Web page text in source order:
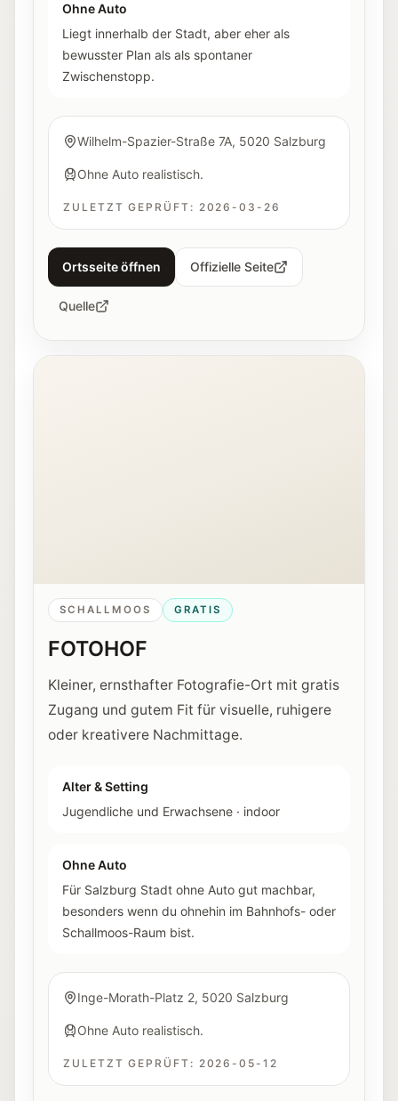
Ohne Auto
Liegt innerhalb der Stadt, aber eher als
bewusster Plan als als spontaner
Zwischenstopp.
Wilhelm-Spazier-Straße 7A, 5020 Salzburg
Ohne Auto realistisch.
ZULETZT GEPRÜFT: 2026-03-26
Ortsseite öffnen Offizielle Seite
Quelle
Innenansicht der Fotohof Galerie in Salzburg.
SCHALLMOOS GRATIS
FOTOHOF
Kleiner, ernsthafter Fotografie-Ort mit gratis
Zugang und gutem Fit für visuelle, ruhigere
oder kreativere Nachmittage.
Alter & Setting
Jugendliche und Erwachsene · indoor
Ohne Auto
Für Salzburg Stadt ohne Auto gut machbar,
besonders wenn du ohnehin im Bahnhofs- oder
Schallmoos-Raum bist.
Inge-Morath-Platz 2, 5020 Salzburg
Ohne Auto realistisch.
ZULETZT GEPRÜFT: 2026-05-12